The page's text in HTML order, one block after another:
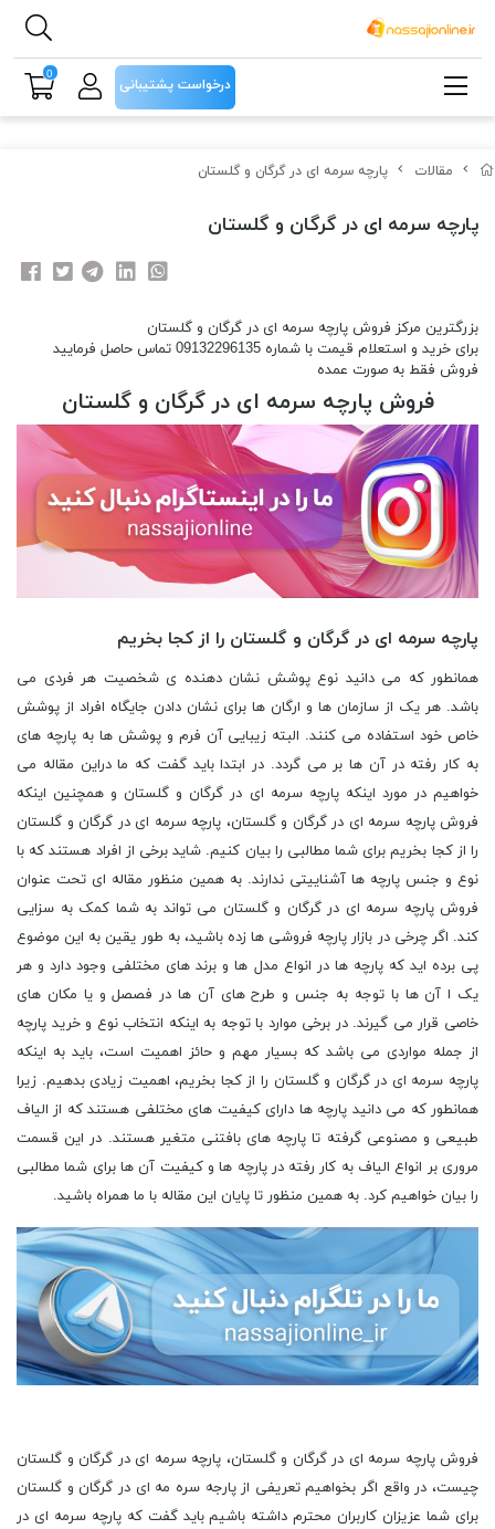
مقالات پارچه سرمه ای در گرگان و گلستان
پارچه سرمه ای در گرگان و گلستان
بزرگترین مرکز فروش پارچه سرمه ای در گرگان و گلستان
برای خرید و استعلام قیمت با شماره 09132296135 تماس حاصل فرمایید
فروش فقط به صورت عمده
فروش پارچه سرمه ای در گرگان و گلستان
پارچه سرمه ای در گرگان و گلستان را از کجا بخریم
همانطور که می دانید نوع پوشش نشان دهنده ی شخصیت هر فردی می
باشد. هر یک از سازمان ها و ارگان ها برای نشان دادن جایگاه افراد از پوشش
خاص خود استفاده می کنند. البته زیبایی آن فرم و پوشش ها به پارچه های
به کار رفته در آن ها بر می گردد. در ابتدا باید گفت که ما دراین مقاله می
خواهیم در مورد اینکه پارچه سرمه ای در گرگان و گلستان و همچنین اینکه
فروش پارچه سرمه ای در گرگان و گلستان، پارچه سرمه ای در گرگان و گلستان
را از کجا بخریم برای شما مطالبی را بیان کنیم. شاید برخی از افراد هستند که با
نوع و جنس پارچه ها آشناییتی ندارند. به همین منظور مقاله ای تحت عنوان
فروش پارچه سرمه ای در گرگان و گلستان می تواند به شما کمک به سزایی
کند. اگر چرخی در بازار پارچه فروشی ها زده باشید، به طور یقین به این موضوع
پی برده اید که پارچه ها در انواع مدل ها و برند های مختلفی وجود دارد و هر
یک ا آن ها با توجه به جنس و طرح های آن ها در فصصل و یا مکان های
خاصی قرار می گیرند. در برخی موارد با توجه به اینکه انتخاب نوع و خرید پارچه
از جمله مواردی می باشد که بسیار مهم و حائز اهمیت است، باید به اینکه
پارچه سرمه ای در گرگان و گلستان را از کجا بخریم، اهمیت زیادی بدهیم. زیرا
همانطور که می دانید پارچه ها دارای کیفیت های مختلفی هستند که از الیاف
طبیعی و مصنوعی گرفته تا پارچه های بافتنی متغیر هستند. در این قسمت
مروری بر انواع الیاف به کار رفته در پارچه ها و کیفیت آن ها برای شما مطالبی
را بیان خواهیم کرد. به همین منظور تا پایان این مقاله با ما همراه باشید.
فروش پارچه سرمه ای در گرگان و گلستان، پارچه سرمه ای در گرگان و گلستان
چیست، در واقع اگر بخواهیم تعریفی از پارجه سره مه ای در گرگان و گلستان
برای شما عزیزان کاربران محترم داشته باشیم باید گفت که پارچه سرمه ای در
درخواست پشتیبانی
0